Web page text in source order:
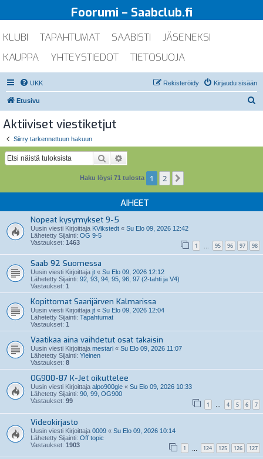
Foorumi – Saabclub.fi
KLUBI TAPAHTUMAT SAABISTI
JÄSENEKSI
KAUPPA
YHTEYSTIEDOT TIETOSUOJA
UKK Kirjaudu sisään
Rekisteröidy
Etusivu
Aktiiviset viestiketjut
Siirry tarkennettuun hakuun
Etsi
Haku löysi 71 tulosta 1 2
AIHEET
Nopeat kysymykset 9-5
Uusin viesti Kirjoittaja KVikstedt « Su Elo 09, 2026 12:42
Lähetetty Sijainti: OG 9-5
Vastaukset: 1463 1 95 96 97 98
Saab 92 Suomessa
Uusin viesti Kirjoittaja jt « Su Elo 09, 2026 12:12
Lähetetty Sijainti: 92, 93, 94, 95, 96, 97 (2-tahti ja V4)
Vastaukset: 1
Kopittomat Saarijärven Kalmarissa
Uusin viesti Kirjoittaja jt « Su Elo 09, 2026 12:04
Lähetetty Sijainti: Tapahtumat
Vastaukset: 1
Vaatikaa aina vaihdetut osat takaisin
Uusin viesti Kirjoittaja mestari « Su Elo 09, 2026 11:07
Lähetetty Sijainti: Yleinen
Vastaukset: 8
OG900-87 K-Jet oikuttelee
Uusin viesti Kirjoittaja alpo900gle « Su Elo 09, 2026 10:33
Lähetetty Sijainti: 90, 99, OG900
Vastaukset: 99 1 … 4 5 6 7
Videokirjasto
Uusin viesti Kirjoittaja 0009 « Su Elo 09, 2026 10:14
Lähetetty Sijainti: Off topic
Vastaukset: 1903 1 124 125 126 127